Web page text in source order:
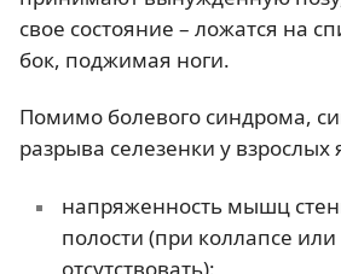
свое состояние – ложатся на
бок, поджимая ноги.
Помимо болевого синдрома,
разрыва селезенки у взрослых
напряженность мышц
полости (при коллапсе
отсутствовать);